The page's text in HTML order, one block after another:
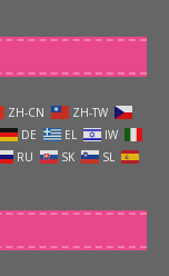
ZH-CN
ZH-TW
DE EL
IW
RU SK
SL